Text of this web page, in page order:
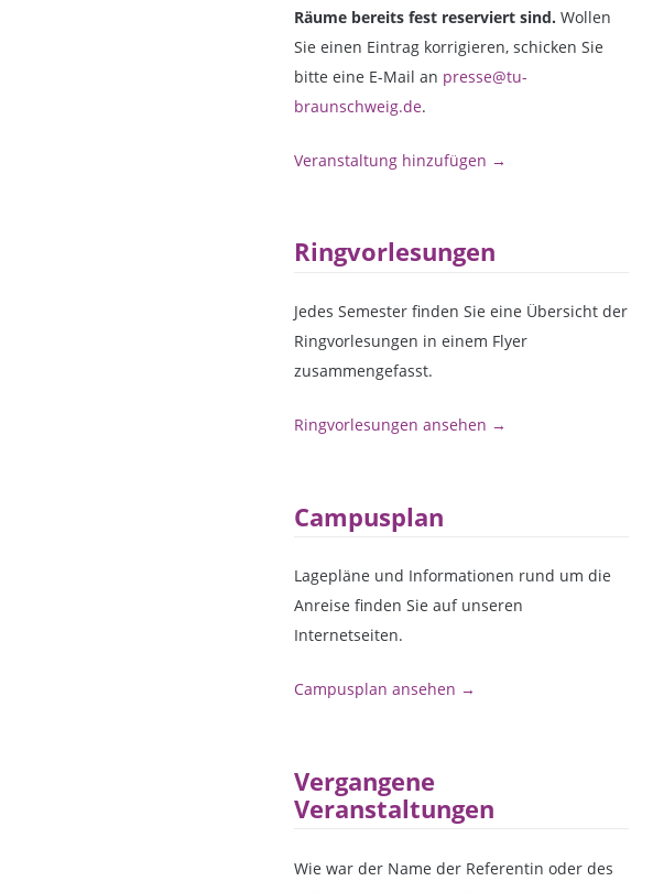
Räume bereits fest reserviert sind. Wollen
Sie einen Eintrag korrigieren, schicken Sie
bitte eine E-Mail an presse@tu-
braunschweig.de.
Veranstaltung hinzufügen →
Ringvorlesungen
Jedes Semester finden Sie eine Übersicht der
Ringvorlesungen in einem Flyer
zusammengefasst.
Ringvorlesungen ansehen →
Campusplan
Lagepläne und Informationen rund um die
Anreise finden Sie auf unseren
Internetseiten.
Campusplan ansehen →
Vergangene
Veranstaltungen
Wie war der Name der Referentin oder des